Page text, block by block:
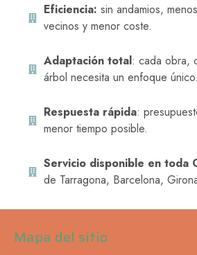
Eficiencia: sin andamios,
vecinos y menor coste.
Adaptación total: cada obra,
árbol necesita un enfoque único.
Respuesta rápida:
menor tiempo posible.
Servicio disponible en toda
de Tarragona, Barcelona,
Mapa del sitio